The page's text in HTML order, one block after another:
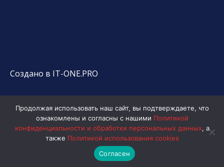
Создано в IT-ONE.PRO
Продолжая использовать наш сайт, вы подтверждаете, что
ознакомлены и согласны с нашими Политикой
конфиденциальности и обработки персональных данных, а
также Политикой использования cookies
Согласен